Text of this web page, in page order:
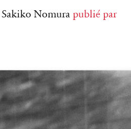
Nomura publié par